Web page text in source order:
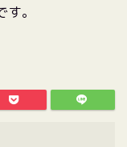
。